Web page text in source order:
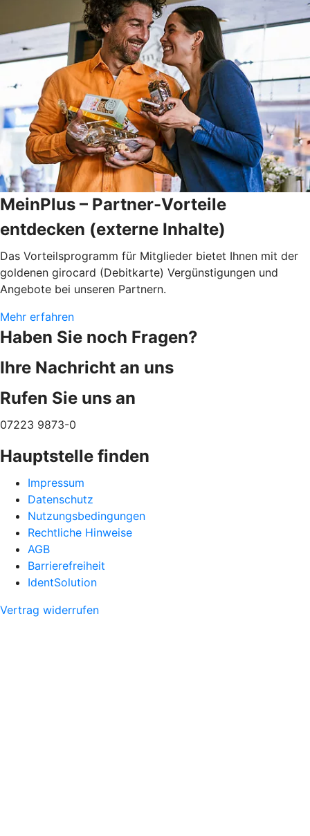
MeinPlus – Partner-Vorteile
entdecken (externe Inhalte)
Das Vorteilsprogramm für Mitglieder bietet Ihnen mit der
goldenen girocard (Debitkarte) Vergünstigungen und
Angebote bei unseren Partnern.
Mehr erfahren
Haben Sie noch Fragen?
Ihre Nachricht an uns
Rufen Sie uns an
07223 9873-0
Hauptstelle finden
Impressum
Datenschutz
Nutzungsbedingungen
Rechtliche Hinweise
AGB
Barrierefreiheit
IdentSolution
Vertrag widerrufen